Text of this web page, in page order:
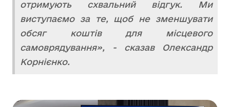
отримують схвальний відгук. Ми
виступаємо за те, щоб не зменшувати
обсяг коштів для місцевого
самоврядування», - сказав Олександр
Корнієнко.